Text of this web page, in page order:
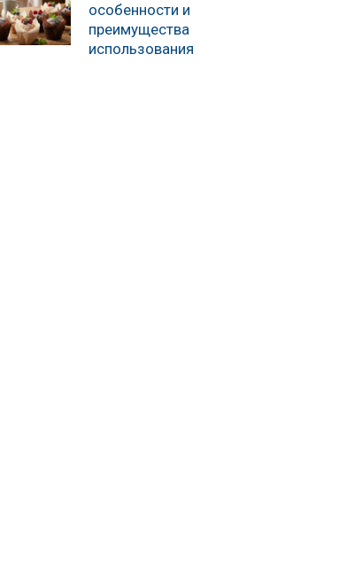
особенности и
преимущества
использования